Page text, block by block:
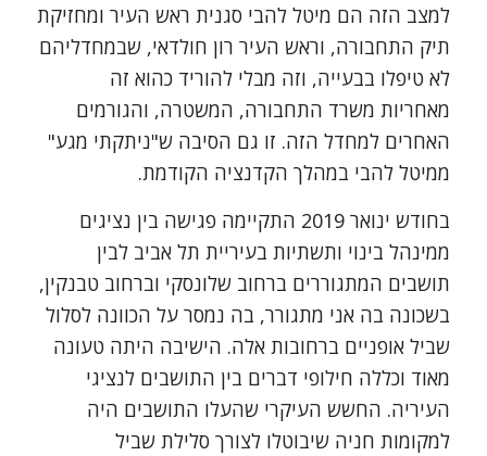
למצב הזה הם מיטל להבי סגנית ראש העיר ומחזיקת
תיק התחבורה, וראש העיר רון חולדאי, שבמחדליהם
לא טיפלו בבעייה, וזה מבלי להוריד כהוא זה
מאחריות משרד התחבורה, המשטרה, והגורמים
האחרים למחדל הזה. זו גם הסיבה ש"ניתקתי מגע"
ממיטל להבי במהלך הקדנציה הקודמת.
בחודש ינואר 2019 התקיימה פגישה בין נציגים
ממינהל בינוי ותשתיות בעיריית תל אביב לבין
תושבים המתגוררים ברחוב שלונסקי וברחוב טבנקין,
בשכונה בה אני מתגורר, בה נמסר על הכוונה לסלול
שביל אופניים ברחובות אלה. הישיבה היתה טעונה
מאוד וכללה חילופי דברים בין התושבים לנציגי
העיריה. החשש העיקרי שהעלו התושבים היה
למקומות חניה שיבוטלו לצורך סלילת שביל